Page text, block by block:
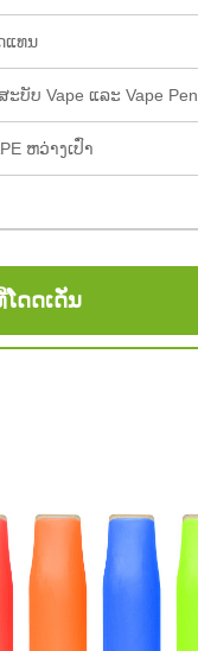
ແທນ
ບັບ Vape ແລະ Vape Pen
ຫວ່າງເປົ່າ
ດດເດັ່ນ